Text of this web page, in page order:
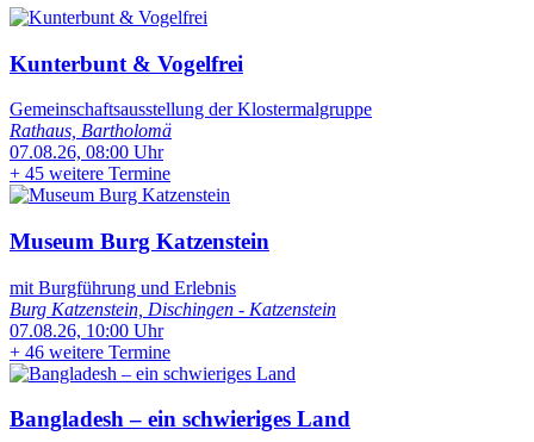
Kunterbunt & Vogelfrei
Gemeinschaftsausstellung der Klostermalgruppe
Rathaus, Bartholomä
07.08.26, 08:00 Uhr
+ 45 weitere Termine
Museum Burg Katzenstein
mit Burgführung und Erlebnis
Burg Katzenstein, Dischingen - Katzenstein
07.08.26, 10:00 Uhr
+ 46 weitere Termine
Bangladesh – ein schwieriges Land